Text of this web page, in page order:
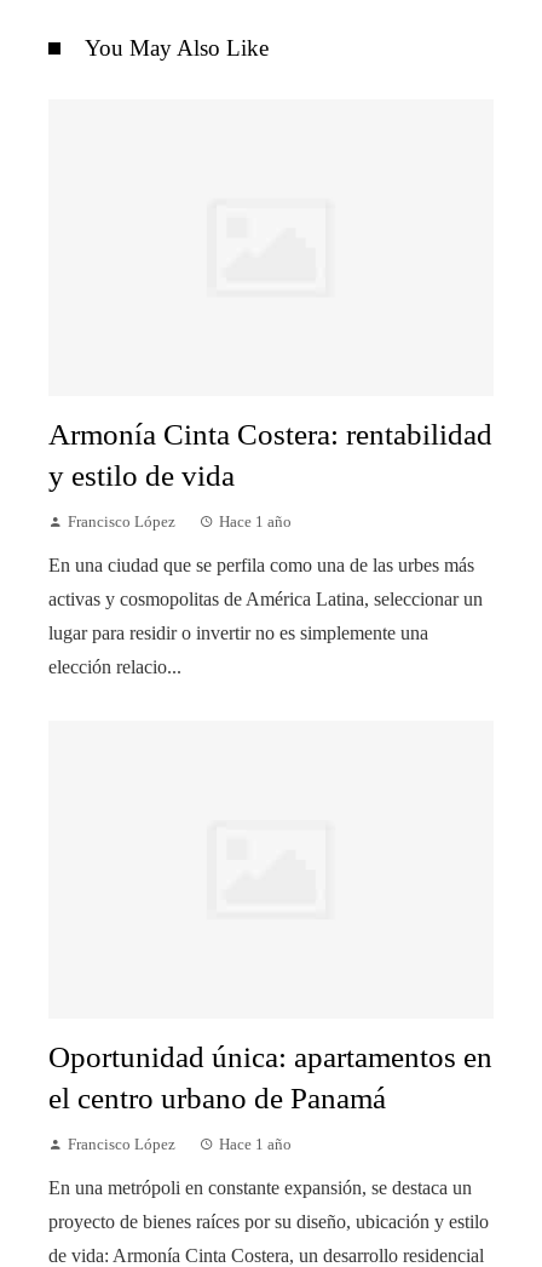
You May Also Like
Armonía Cinta Costera: rentabilidad
y estilo de vida
Francisco López Hace 1 año
En una ciudad que se perfila como una de las urbes más
activas y cosmopolitas de América Latina, seleccionar un
lugar para residir o invertir no es simplemente una
elección relacio...
Oportunidad única: apartamentos en
el centro urbano de Panamá
Francisco López Hace 1 año
En una metrópoli en constante expansión, se destaca un
proyecto de bienes raíces por su diseño, ubicación y estilo
de vida: Armonía Cinta Costera, un desarrollo residencial